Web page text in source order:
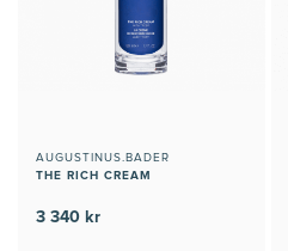
AUGUSTINUS.BADER
THE RICH CREAM
3 340 kr